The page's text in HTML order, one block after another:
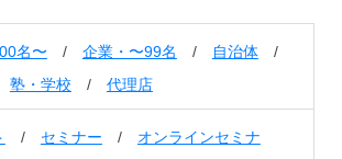
名〜 / 企業・〜99名 / 自治体/
塾・学校 / 代理店
/ セミナー / オンラインセミナ